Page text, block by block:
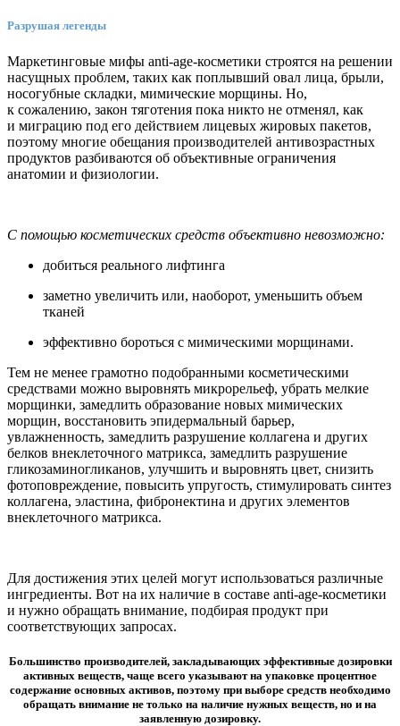
Разрушая легенды
Маркетинговые мифы anti-age-косметики строятся на решении
насущных проблем, таких как поплывший овал лица, брыли,
носогубные складки, мимические морщины. Но,
к сожалению, закон тяготения пока никто не отменял, как
и миграцию под его действием лицевых жировых пакетов,
поэтому многие обещания производителей антивозрастных
продуктов разбиваются об объективные ограничения
анатомии и физиологии.
С помощью косметических средств объективно невозможно:
добиться реального лифтинга
заметно увеличить или, наоборот, уменьшить объем
тканей
эффективно бороться с мимическими морщинами.
Тем не менее грамотно подобранными косметическими
средствами можно выровнять микрорельеф, убрать мелкие
морщинки, замедлить образование новых мимических
морщин, восстановить эпидермальный барьер,
увлажненность, замедлить разрушение коллагена и других
белков внеклеточного матрикса, замедлить разрушение
гликозаминогликанов, улучшить и выровнять цвет, снизить
фотоповреждение, повысить упругость, стимулировать синтез
коллагена, эластина, фибронектина и других элементов
внеклеточного матрикса.
Для достижения этих целей могут использоваться различные
ингредиенты. Вот на их наличие в составе anti-age-косметики
и нужно обращать внимание, подбирая продукт при
соответствующих запросах.
Большинство производителей, закладывающих эффективные дозировки
активных веществ, чаще всего указывают на упаковке процентное
содержание основных активов, поэтому при выборе средств необходимо
обращать внимание не только на наличие нужных веществ, но и на
заявленную дозировку.